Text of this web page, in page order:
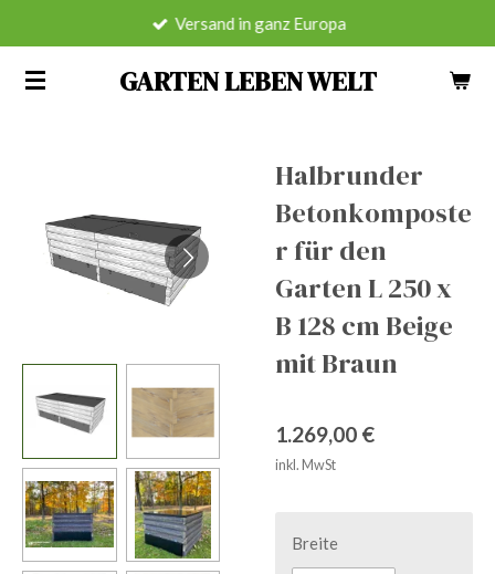
springen
GARTEN LEBEN WELT
Versand in ganz Europa
Halbrunder
Betonkomposte
r für den
Garten L 250 x
B 128 cm Beige
mit Braun
1.269,00 €
inkl. MwSt
Breite